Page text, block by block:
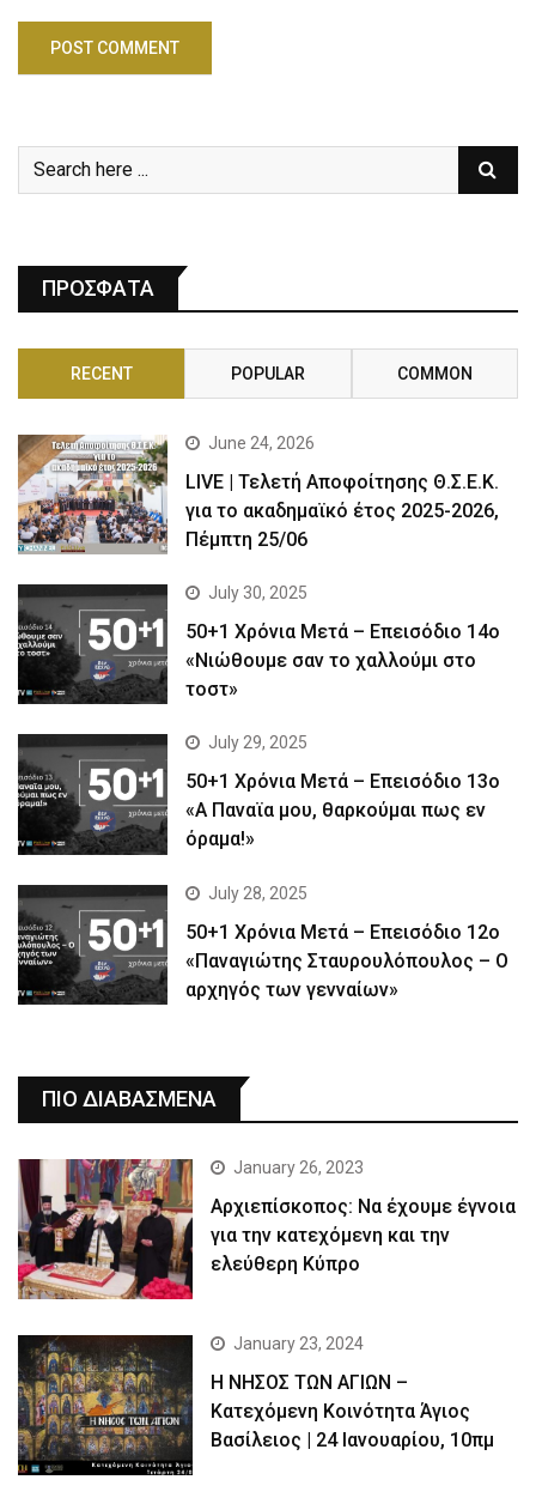
ΠΡΟΣΦΑΤΑ
RECENT POPULAR COMMON
June 24, 2026
LIVE | Τελετή Αποφοίτησης Θ.Σ.Ε.Κ.
για το ακαδημαϊκό έτος 2025-2026,
Πέμπτη 25/06
July 30, 2025
50+1 Χρόνια Μετά – Επεισόδιο 14ο
«Νιώθουμε σαν το χαλλούμι στο
τοστ»
July 29, 2025
50+1 Χρόνια Μετά – Επεισόδιο 13ο
«Α Παναϊα μου, θαρκούμαι πως εν
όραμα!»
July 28, 2025
50+1 Χρόνια Μετά – Επεισόδιο 12ο
«Παναγιώτης Σταυρουλόπουλος – Ο
αρχηγός των γενναίων»
ΠΙΟ ΔΙΑΒΑΣΜΕΝΑ
January 26, 2023
Αρχιεπίσκοπος: Να έχουμε έγνοια
για την κατεχόμενη και την
ελεύθερη Κύπρο
January 23, 2024
Η ΝΗΣΟΣ ΤΩΝ ΑΓΙΩΝ –
Κατεχόμενη Κοινότητα Άγιος
Βασίλειος | 24 Ιανουαρίου, 10πμ